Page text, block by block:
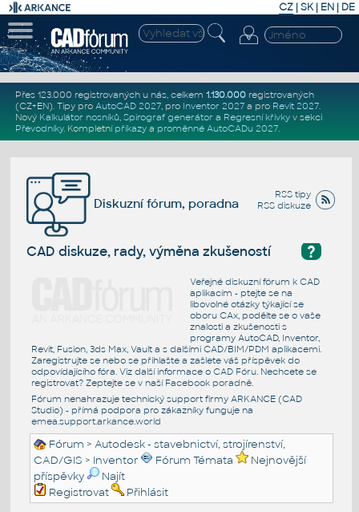
CZ | SK| EN | DE
Přes 123.000 registrovaných u nás, celkem 1.130.000registrovaných
(CZ+EN). Tipy pro AutoCAD 2027, pro Inventor 2027a pro Revit 2027.
Nový Kalkulátor nosníků, Spirograf generátor a Regresní křivkyv sekci
Převodníky. Kompletní příkazya proměnné AutoCADu 2027.
RSS tipy
RSS diskuze
Diskuzní fórum, poradna
?
CAD diskuze, rady, výměna zkušeností
Veřejné diskuzní fórum k CAD
aplikacím - ptejte se na
libovolné otázky týkající se
oboru CAx, podělte se o vaše
znalosti a zkušenosti s
programy AutoCAD, Inventor,
Revit, Fusion, 3ds Max, Vault a s dalšími CAD/BIM/PDM aplikacemi.
Zaregistrujte se nebo se přihlašte a zašlete váš příspěvek do
odpovídajícího fóra. Viz další informace o CAD Fóru. Nechcete se
registrovat? Zeptejte se v naší Facebook poradně.
Fórum nenahrazuje technický support firmy ARKANCE (CAD
Studio) - přímá podpora pro zákazníky funguje na
emea.support.arkance.world
Fórum >Autodesk - stavebnictví, strojírenství,
CAD/GIS > Inventor Fórum Témata
Nejnovější
příspěvky
Najít
Registrovat
Přihlásit